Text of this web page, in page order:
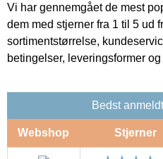
Vi har gennemgået de mest
dem med stjerner fra 1 til 5 ud
sortimentstørrelse,
betingelser, leveringsformer
Bedst
Webshop Stjerner